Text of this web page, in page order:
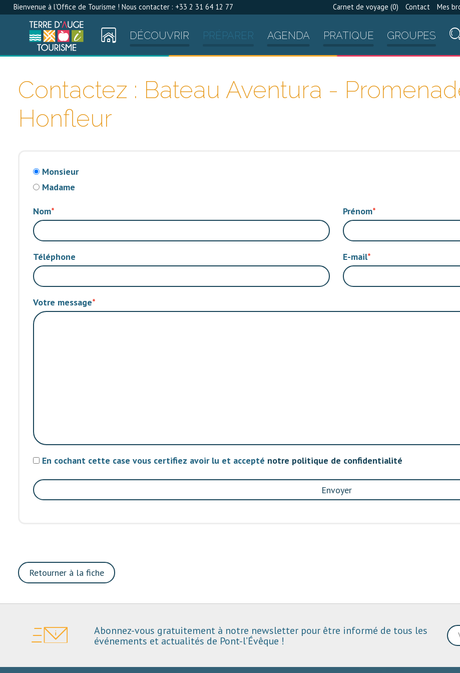
Bienvenue à l'Office de Tourisme ! Nous contacter : +33 2 31 64 12 77 Carnet de voyage (0) Contact Mes
DÉCOUVRIR PRÉPARER AGENDA PRATIQUE GROUPES
Contactez : Bateau Aventura -
Honfleur
Monsieur
Madame
Nom Prénom
Téléphone E-mail
Votre message
En cochant cette case vous certifiez avoir lu et accepté notre politique de confidentialité
Envoyer
Retourner à la fiche
Abonnez-vous gratuitement à notre newsletter pour être informé de tous les
événements et actualités de Pont-l’Évêque !